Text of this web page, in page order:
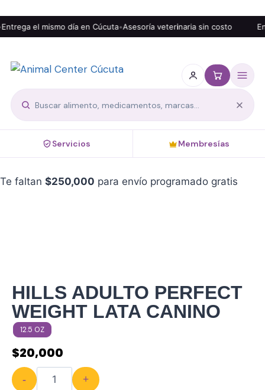
el mismo día en Cúcuta•Asesoría veterinaria sin costo
Servicios Membresías
Te faltan $250,000 para envío programado gratis
HILLS ADULTO PERFECT
WEIGHT LATA CANINO
12.5 OZ
$20,000
- +